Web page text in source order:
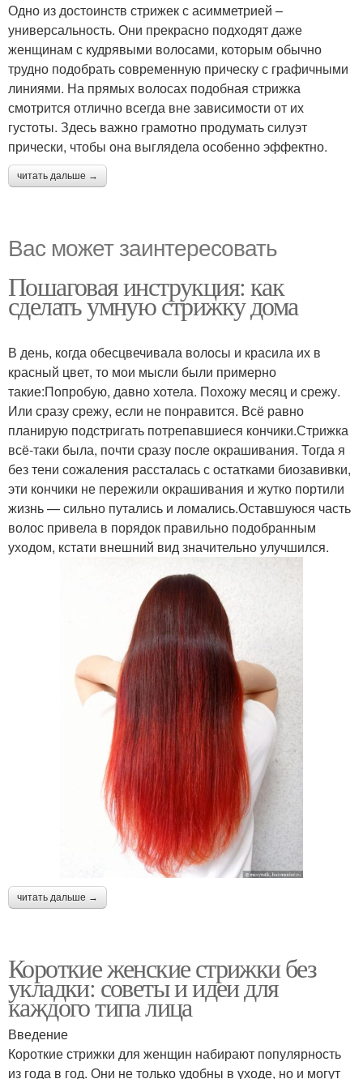
Одно из достоинств стрижек с асимметрией –
универсальность. Они прекрасно подходят даже
женщинам с кудрявыми волосами, которым обычно
трудно подобрать современную прическу с графичными
линиями. На прямых волосах подобная стрижка
смотрится отлично всегда вне зависимости от их
густоты. Здесь важно грамотно продумать силуэт
прически, чтобы она выглядела особенно эффектно.
читать дальше →
Вас может заинтересовать
Пошаговая инструкция: как
сделать умную стрижку дома
В день, когда обесцвечивала волосы и красила их в
красный цвет, то мои мысли были примерно
такие:Попробую, давно хотела. Похожу месяц и срежу.
Или сразу срежу, если не понравится. Всё равно
планирую подстригать потрепавшиеся кончики.Стрижка
всё-таки была, почти сразу после окрашивания. Тогда я
без тени сожаления рассталась с остатками биозавивки,
эти кончики не пережили окрашивания и жутко портили
жизнь — сильно путались и ломались.Оставшуюся часть
волос привела в порядок правильно подобранным
уходом, кстати внешний вид значительно улучшился.
читать дальше →
Короткие женские стрижки без
укладки: советы и идеи для
каждого типа лица
Введение
Короткие стрижки для женщин набирают популярность
из года в год. Они не только удобны в уходе, но и могут